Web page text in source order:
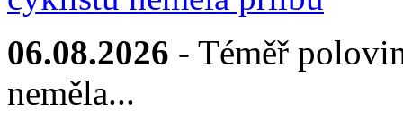
06.08.2026 - Téměř
neměla...